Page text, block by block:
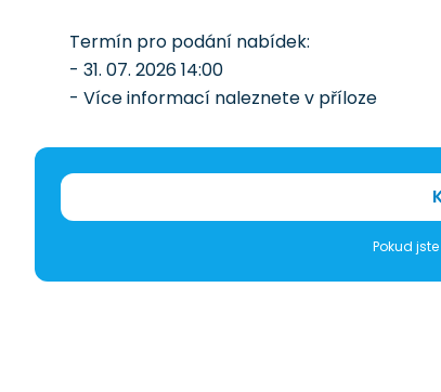
Termín pro podání nabídek:
- 31. 07. 2026 14:00
- Více informací naleznete v příloze
Pokud